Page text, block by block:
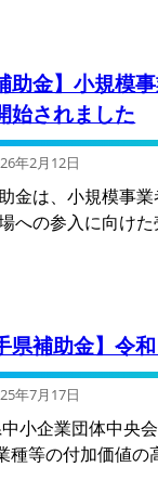
助金】小規模
始されました
年2月12日
金は、小規模事
への参入に向け
県補助金】令
年7月17日
小企業団体中央
種等の付加価値